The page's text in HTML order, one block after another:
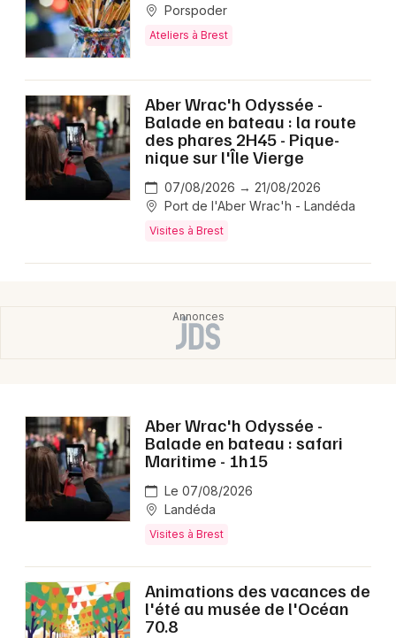
Porspoder
Ateliers à Brest
Aber Wrac'h Odyssée -
Balade en bateau : la route
des phares 2H45 - Pique-
nique sur l'Île Vierge
07/08/2026 → 21/08/2026
Port de l'Aber Wrac'h - Landéda
Visites à Brest
Aber Wrac'h Odyssée -
Balade en bateau : safari
Maritime - 1h15
Le 07/08/2026
Landéda
Visites à Brest
Animations des vacances de
l'été au musée de l'Océan
70.8